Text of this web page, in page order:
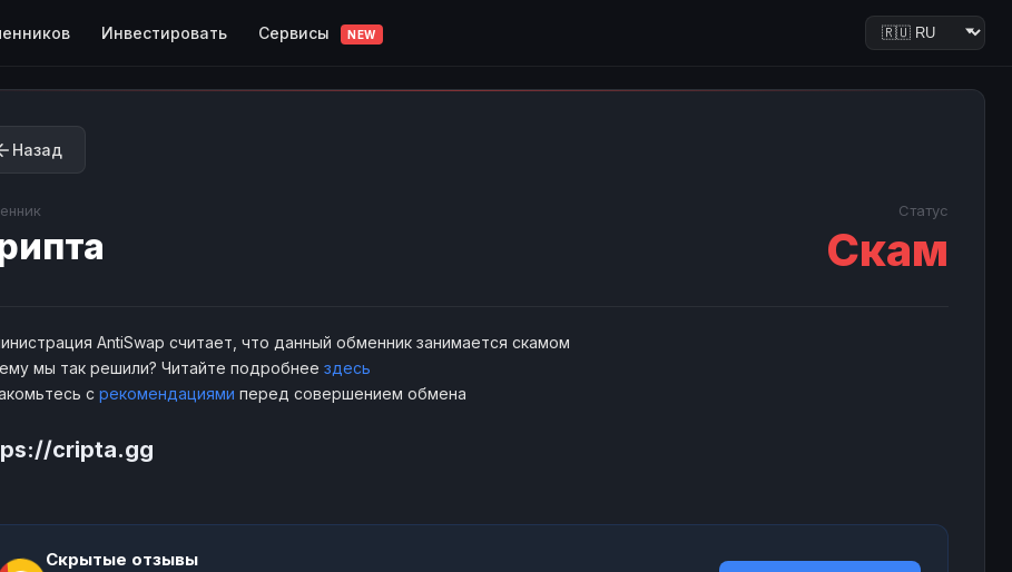
Инвестировать Сервисы NEW
Назад
Статус
Скам
AntiSwap считает, что данный обменник занимается скамом
мы так решили? Читайте подробнее здесь
с рекомендациями перед совершением обмена
cripta.gg
Скрытые отзывы